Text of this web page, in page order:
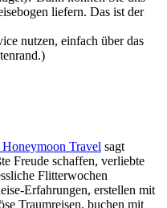
liefern. Das ist der
nutzen, einfach über das
Travel sagt
Freude schaffen, verliebte
Flitterwochen
Erfahrungen, erstellen mit
Traumreisen, buchen mit